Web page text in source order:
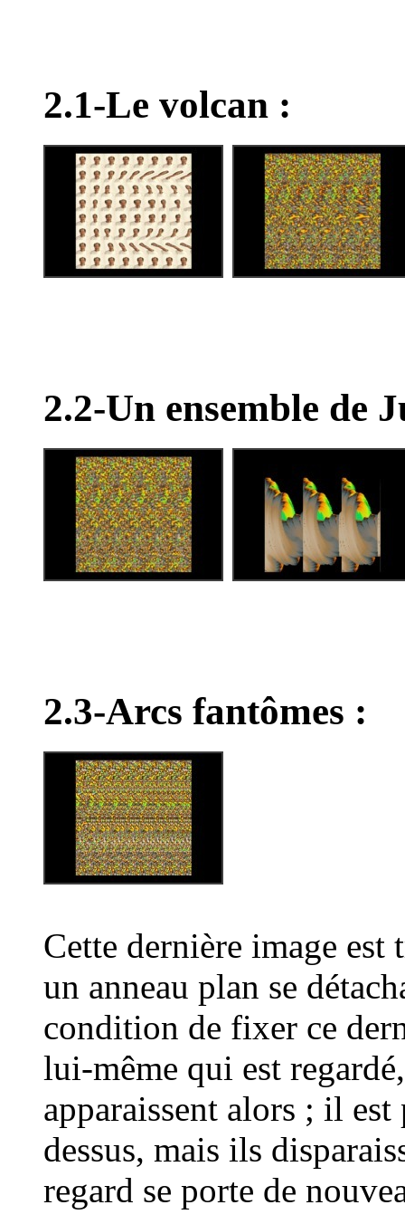
2.1-Le volcan :
2.2-Un ensemble de
2.3-Arcs fantômes :
Cette dernière image est
un anneau plan se
condition de fixer ce
lui-même qui est
apparaissent alors ; il
dessus, mais ils
regard se porte de